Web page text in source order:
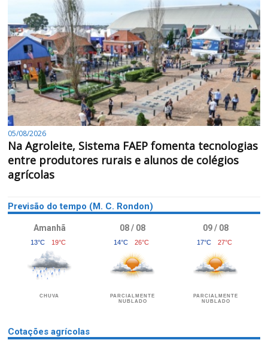
05/08/2026
Na Agroleite, Sistema FAEP fomenta tecnologias
entre produtores rurais e alunos de colégios
agrícolas
Previsão do tempo (M. C. Rondon)
Amanhã
13°C 19°C
CHUVA
08 / 08
14°C 26°C
PARCIALMENTE
NUBLADO
09 / 08
17°C 27°C
PARCIALMENTE
NUBLADO
Cotações agrícolas